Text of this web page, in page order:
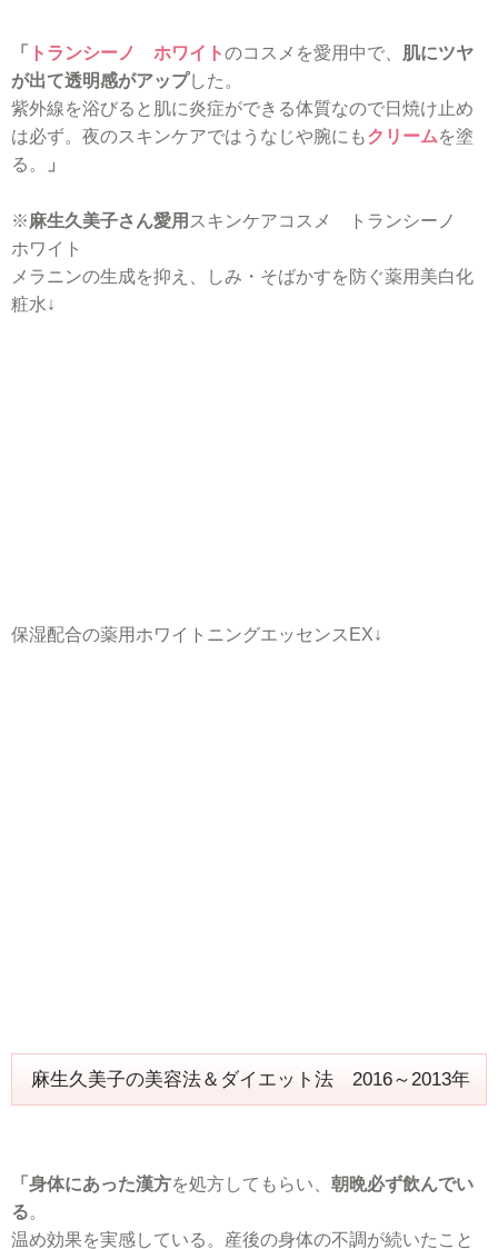
「 トランシーノ ホワイトのコスメを愛用中で、 肌にツヤ
が出て透明感がアップした。
紫外線を浴びると肌に炎症ができる体質なので日焼け止め
は必ず。夜のスキンケアではうなじや腕にもクリームを塗
る。
」
※麻生久美子さん愛用 スキンケアコスメ トランシーノ
ホワイト
メラニンの生成を抑え、しみ・そばかすを防ぐ薬用美白化
粧水↓
保湿配合の薬用ホワイトニングエッセンスEX↓
麻生久美子の美容法＆ダイエット法 2016～2013年
「身体にあった漢方を処方してもらい、 朝晩必ず飲んでい
る。
温め効果を実感している。産後の身体の不調が続いたこと